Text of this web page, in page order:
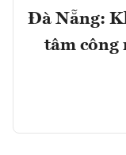
Đà Nẵng:
tâm công